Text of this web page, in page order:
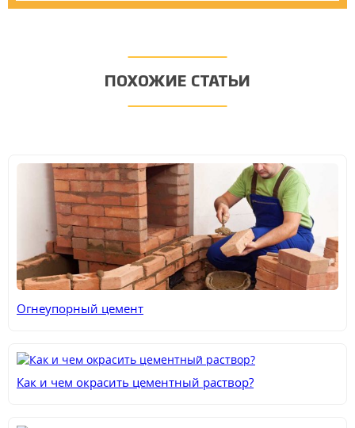
ПОХОЖИЕ СТАТЬИ
Огнеупорный цемент
Как и чем окрасить цементный раствор?